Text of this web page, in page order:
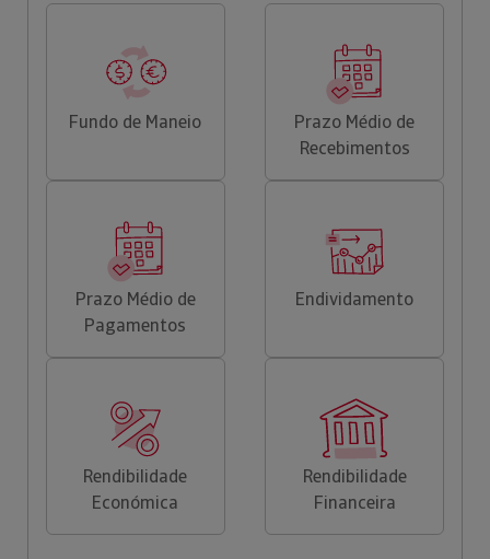
Fundo de Maneio
Prazo Médio de
Recebimentos
Prazo Médio de
Pagamentos
Endividamento
Rendibilidade
Económica
Rendibilidade
Financeira